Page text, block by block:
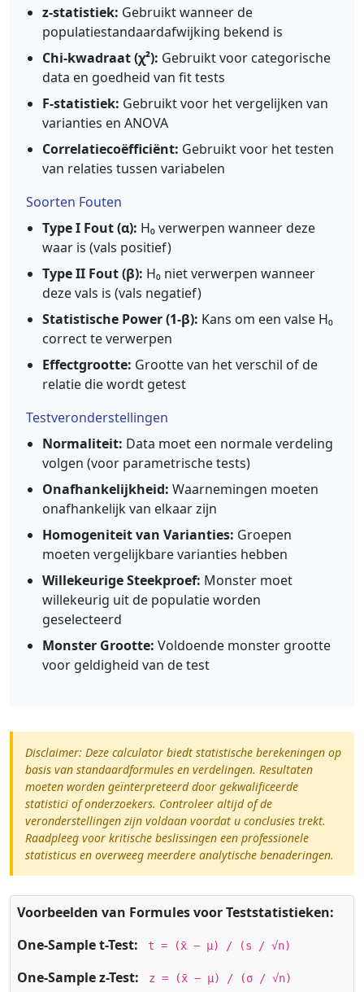
z-statistiek: Gebruikt wanneer de
populatiestandaardafwijking bekend is
Chi-kwadraat (χ²): Gebruikt voor categorische
data en goedheid van fit tests
F-statistiek: Gebruikt voor het vergelijken van
varianties en ANOVA
Correlatiecoëfficiënt: Gebruikt voor het testen
van relaties tussen variabelen
Soorten Fouten
Type I Fout (α): H₀ verwerpen wanneer deze
waar is (vals positief)
Type II Fout (β): H₀ niet verwerpen wanneer
deze vals is (vals negatief)
Statistische Power (1-β): Kans om een valse H₀
correct te verwerpen
Effectgrootte: Grootte van het verschil of de
relatie die wordt getest
Testveronderstellingen
Normaliteit: Data moet een normale verdeling
volgen (voor parametrische tests)
Onafhankelijkheid: Waarnemingen moeten
onafhankelijk van elkaar zijn
Homogeniteit van Varianties: Groepen
moeten vergelijkbare varianties hebben
Willekeurige Steekproef: Monster moet
willekeurig uit de populatie worden
geselecteerd
Monster Grootte: Voldoende monster grootte
voor geldigheid van de test
Disclaimer: Deze calculator biedt statistische berekeningen op
basis van standaardformules en verdelingen. Resultaten
moeten worden geïnterpreteerd door gekwalificeerde
statistici of onderzoekers. Controleer altijd of de
veronderstellingen zijn voldaan voordat u conclusies trekt.
Raadpleeg voor kritische beslissingen een professionele
statisticus en overweeg meerdere analytische benaderingen.
Voorbeelden van Formules voor Teststatistieken:
One-Sample t-Test:
t = (x̄ − μ) / (s / √n)
One-Sample z-Test: z = (x̄ − μ) / (σ / √n)